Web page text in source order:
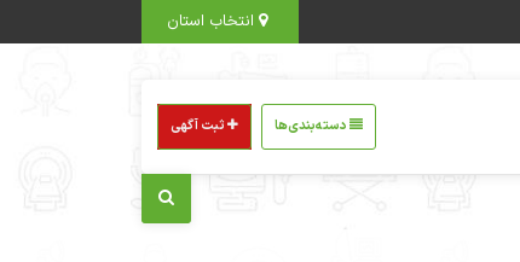
دسته‌بندی‌ها ثبت آگهی